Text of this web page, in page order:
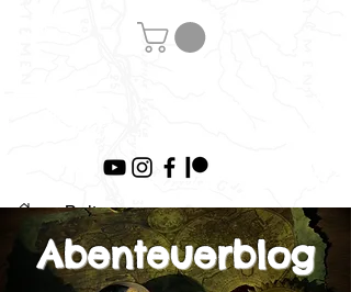
> Beitrag
Abenteuerblog